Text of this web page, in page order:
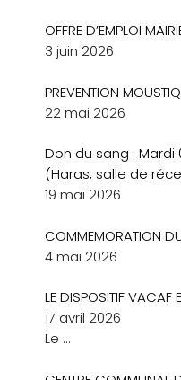
OFFRE D’EMPLOI
3 juin 2026
PREVENTION
22 mai 2026
Don du sang : Mardi
(Haras, salle de
19 mai 2026
COMMEMORATION
4 mai 2026
LE DISPOSITIF VACAF
17 avril 2026
Le …